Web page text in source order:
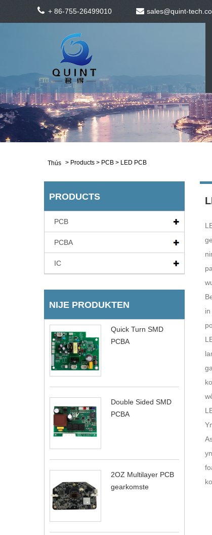
+ 86-755-26499010 sales@quint-
Thús > Products > PCB > LED PCB
PRODUCTS
PCB
PCBA
IC
NIJE PRODUKTEN
Quick Turn SMD
PCBA
Double Sided SMD
PCBA
2OZ Multilayer PCB
gearkomste